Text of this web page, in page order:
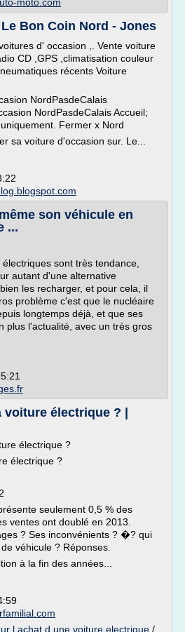
Bon Coin Nord - Jones
d' occasion ,. Vente voiture
CD ,GPS ,climatisation couleur
récents Voiture
NordPasdeCalais
NordPasdeCalais Accueil;
Fermer x Nord
sa voiture d'occasion sur. Le...
son véhicule en
...
sont très tendance,
autant d'une alternative
les recharger, et pour cela, il
problème c'est que le nucléaire
longtemps déjà, et que ses
plus l'actualité, avec un très gros
électrique ? |
électrique ?
électrique ?
seulement 0,5 % des
ventes ont doublé en 2013.
? Ses inconvénients ? �? qui
véhicule ? Réponses.
à la fin des années...
l achat d une voiture electrique /